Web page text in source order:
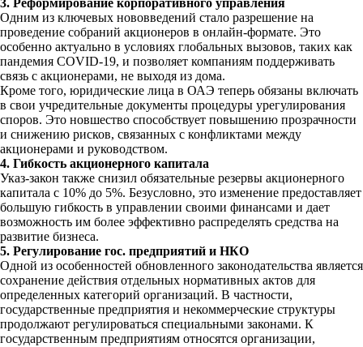
3. Реформирование корпоративного управления
Одним из ключевых нововведений стало разрешение на
проведение собраний акционеров в онлайн-формате. Это
особенно актуально в условиях глобальных вызовов, таких как
пандемия COVID-19, и позволяет компаниям поддерживать
связь с акционерами, не выходя из дома.
Кроме того, юридические лица в ОАЭ теперь обязаны включать
в свои учредительные документы процедуры урегулирования
споров. Это новшество способствует повышению прозрачности
и снижению рисков, связанных с конфликтами между
акционерами и руководством.
4. Гибкость акционерного капитала
Указ-закон также снизил обязательные резервы акционерного
капитала с 10% до 5%. Безусловно, это изменение предоставляет
большую гибкость в управлении своими финансами и дает
возможность им более эффективно распределять средства на
развитие бизнеса.
5. Регулирование гос. предприятий и НКО
Одной из особенностей обновленного законодательства является
сохранение действия отдельных нормативных актов для
определенных категорий организаций. В частности,
государственные предприятия и некоммерческие структуры
продолжают регулироваться специальными законами. К
государственным предприятиям относятся организации,